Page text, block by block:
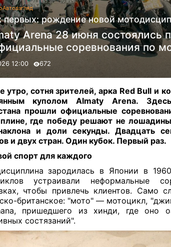
Автовзгляд
первых: рождение новой
Arena 28 июня состоялись
соревнования по
12:00 672
утро, сотня зрителей, арка Red Bull и
куполом Almaty Arena.
прошли официальные
где победу решают не
и доли секунды. Двадцать
и двух стран. Один кубок. Первый раз.
спорт для каждого
зародилась в Японии в
устраивали неформальные
чтобы привлечь клиентов. Само
британское: "мото" — мотоцикл,
пришедшего из хинди, где оно
состязаний".